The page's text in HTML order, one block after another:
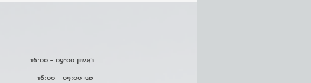
ראשון 09:00 - 16:00
שני 09:00 - 16:00